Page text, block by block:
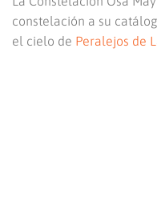
constelación a su
el cielo de Peralejos de